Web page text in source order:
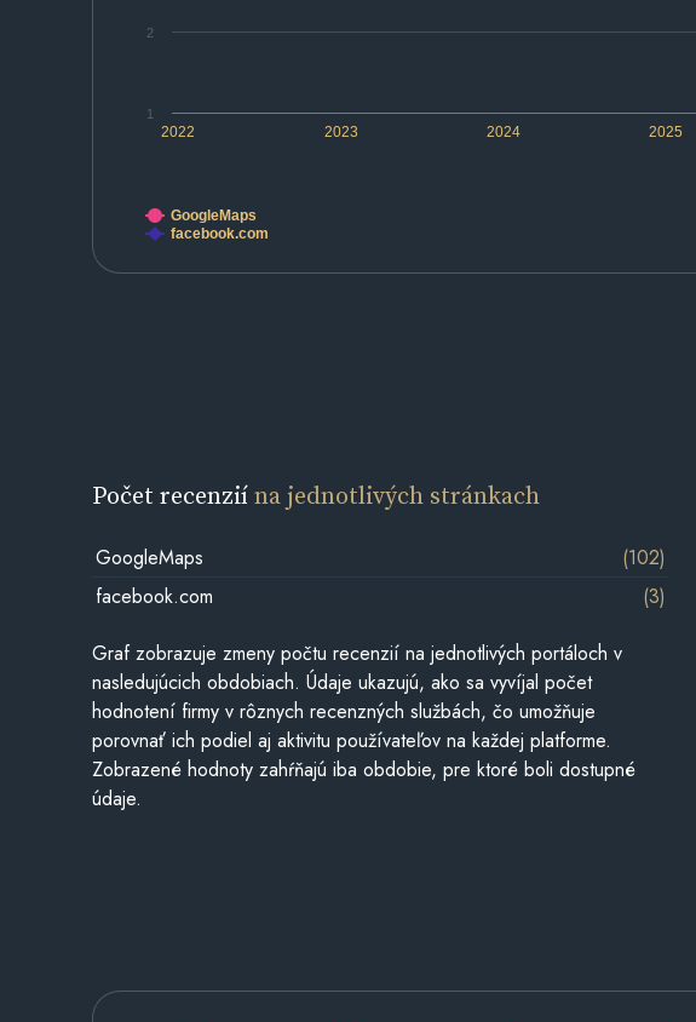
2022 2023 2024 2025
1
2
GoogleMaps
facebook.com
Počet recenziína jednotlivých stránkach
GoogleMaps
(102)
facebook.com
(3)
Graf zobrazuje zmeny počtu recenzií na jednotlivých portáloch v
nasledujúcich obdobiach. Údaje ukazujú, ako sa vyvíjal počet
hodnotení firmy v rôznych recenzných službách, čo umožňuje
porovnať ich podiel aj aktivitu používateľov na každej platforme.
Zobrazené hodnoty zahŕňajú iba obdobie, pre ktoré boli dostupné
údaje.